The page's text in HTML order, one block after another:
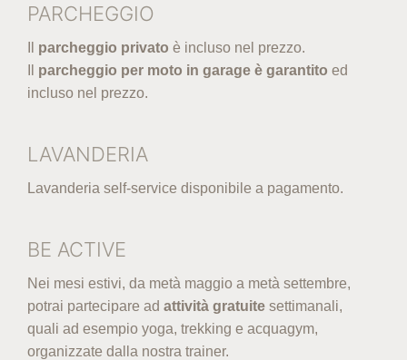
PARCHEGGIO
parcheggio privato è incluso nel prezzo.
parcheggio per moto in garage è garantito ed
incluso nel prezzo.
LAVANDERIA
Lavanderia self-service disponibile a pagamento.
BE ACTIVE
Nei mesi estivi, da metà maggio a metà settembre,
potrai partecipare ad attività gratuite settimanali,
quali ad esempio yoga, trekking e acquagym,
organizzate dalla nostra trainer.